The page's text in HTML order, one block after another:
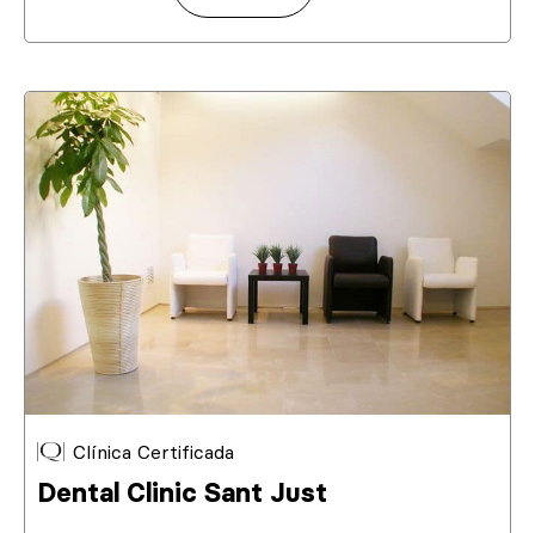
Clínica Certificada
Dental Clinic Sant Just